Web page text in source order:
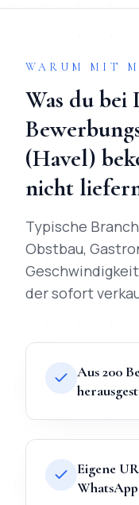
WARUM MIT
Was du bei
(Havel)
nicht
Typische
Obstbau,
der sofort
Aus 200
Eigene